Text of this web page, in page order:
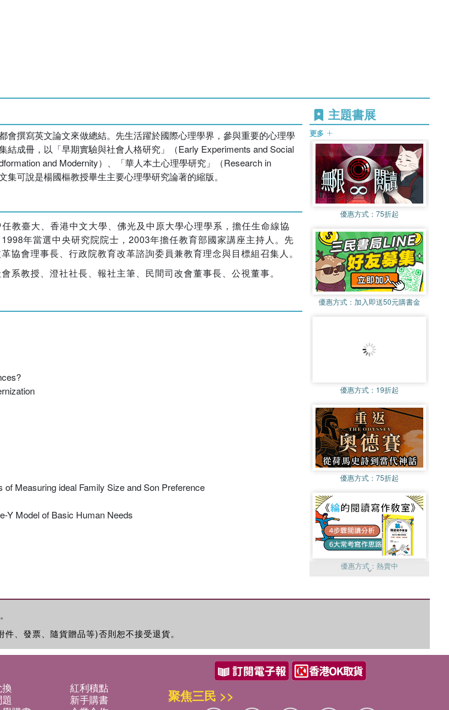
撰寫英文論文來做總結。先生活躍於國際心理學界，參與重要的心理學
成冊，以「早期實驗與社會人格研究」（Early Experiments and Social
and Modernity）、「華人本土心理學研究」（Research in
可說是楊國樞教授畢生主要心理學研究論著的縮版。
教臺大、香港中文大學、佛光及中原大學心理學系，擔任生命線協
年當選中央研究院院士，2003年擔任教育部國家講座主持人。先
會理事長、行政院教育改革諮詢委員兼教育理念與目標組召集人。
教授、澄社社長、報社主筆、民間司改會董事長、公視董事。
Measuring ideal Family Size and Son Preference
Y Model of Basic Human Needs
主題書展
更多
優惠方式： 75折起
優惠方式： 加入即送50元購書金
優惠方式： 19折起
優惠方式： 75折起
優惠方式： 熱賣中
優惠方式：單79雙75
、發票、隨貨贈品等)否則恕不接受退貨。
紅利積點
新手購書
聚焦三民 >>